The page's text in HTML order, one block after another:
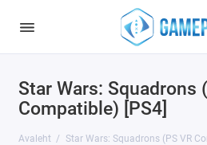
Star Wars: Squadrons
Compatible) [PS4]
Avaleht Star Wars: Squadrons (PS VR